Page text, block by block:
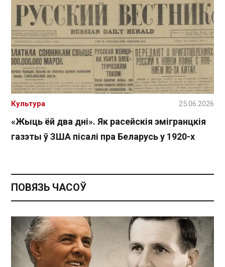
«Жыць ёй два дні». Як расейскія эмігранцкія
газэты ў ЗША пісалі пра Беларусь у 1920-х
Культура 25.06.2026
ПОВЯЗЬ ЧАСОЎ